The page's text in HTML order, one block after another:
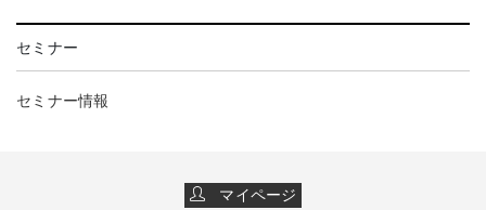
セミナー
セミナー情報
マイページ